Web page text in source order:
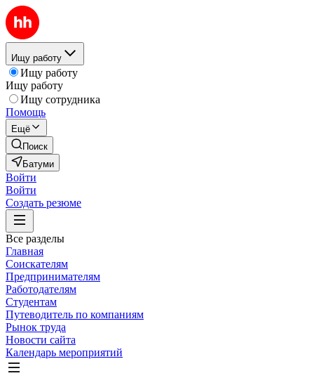
Ищу работу
Ищу работу
Ищу работу
Ищу сотрудника
Помощь
Ещё
Поиск
Батуми
Войти
Войти
Создать резюме
Все разделы
Главная
Соискателям
Предпринимателям
Работодателям
Студентам
Путеводитель по компаниям
Рынок труда
Новости сайта
Календарь мероприятий